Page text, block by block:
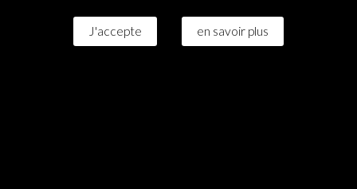
J'accepte en savoir plus